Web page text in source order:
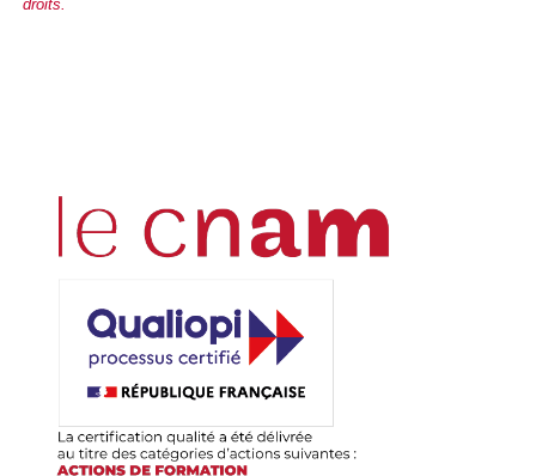
droits.